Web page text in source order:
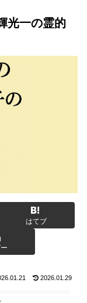
光一の霊的
はてブ
2026.01.29